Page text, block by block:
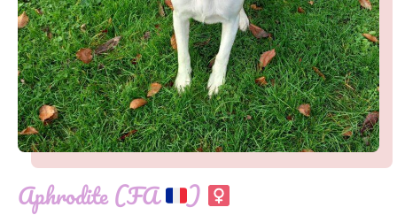
Aphrodite (FA )